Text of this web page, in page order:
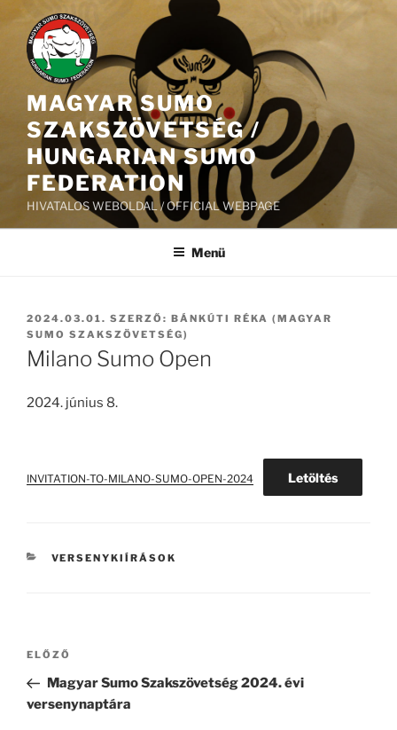
Tartalomhoz
MAGYAR SUMO
SZAKSZÖVETSÉG /
HUNGARIAN SUMO
FEDERATION
HIVATALOS WEBOLDAL / OFFICIAL WEBPAGE
Menü
BEKÜLDVE:
2024.03.01. SZERZŐ: BÁNKÚTI RÉKA (MAGYAR
SUMO SZAKSZÖVETSÉG)
Milano Sumo Open
2024. június 8.
INVITATION-TO-MILANO-SUMO-OPEN-2024 Letöltés
KATEGÓRIÁK
VERSENYKIÍRÁSOK
Bejegyzés
Korábbi
bejegyzés
ELŐZŐ
Magyar Sumo Szakszövetség 2024. évi
versenynaptára